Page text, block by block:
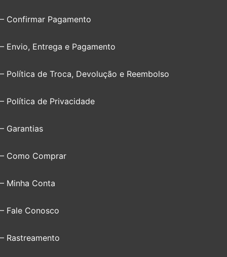
– Confirmar Pagamento
– Envio, Entrega e Pagamento
– Política de Troca, Devolução e Reembolso
– Política de Privacidade
– Garantias
– Como Comprar
– Minha Conta
– Fale Conosco
– Rastreamento